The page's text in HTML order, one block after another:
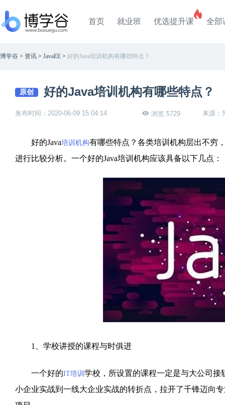
首页 就业班 优选提升课 全部
博学谷 > 资讯 > JavaEE > 好的Java培训机构有哪些特点？
原创 好的Java培训机构有哪些特点？
发布时间：2020-06-09 15:04:14 浏览 5729 来源：
好的Java培训机构有哪些特点？各类培训机构层出不穷
进行比较分析。一个好的Java培训机构应该具备以下几点：
1、学校讲授的课程与时俱进
一个好的IT培训 学校，所设置的课程一定是与大公司接
小企业实战到一线大企业实战的转折点，拉开了千锋迈向